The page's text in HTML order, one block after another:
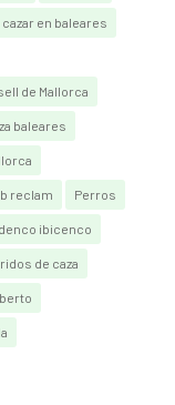
cazar en baleares
de Mallorca
baleares
reclam Perros
ibicenco
de caza